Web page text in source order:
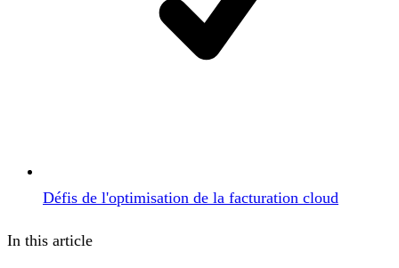
Défis de l'optimisation de la facturation cloud
In this article